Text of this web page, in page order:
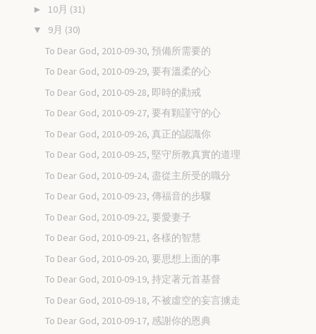
► 10月 (31)
▼ 9月 (30)
To Dear God, 2010-09-30, 預備所需要的
To Dear God, 2010-09-29, 要有溫柔的心
To Dear God, 2010-09-28, 即時的勸戒
To Dear God, 2010-09-27, 要有顆謹守的心
To Dear God, 2010-09-26, 真正的認識你
To Dear God, 2010-09-25, 堅守所教真實的道理
To Dear God, 2010-09-24, 盡從主所受的職分
To Dear God, 2010-09-23, 傳福音的步驟
To Dear God, 2010-09-22, 要愛妻子
To Dear God, 2010-09-21, 各樣的智慧
To Dear God, 2010-09-20, 要思想上面的事
To Dear God, 2010-09-19, 持定著元首基督
To Dear God, 2010-09-18, 不被虛空的妄言擄走
To Dear God, 2010-09-17, 感謝你的恩典